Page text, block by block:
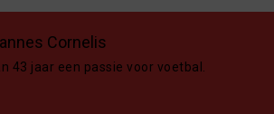
Cornelis
43 jaar een passie voor voetbal.